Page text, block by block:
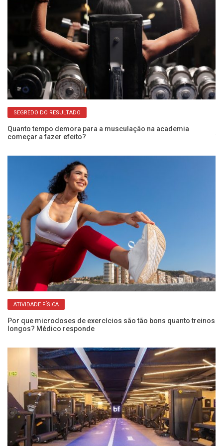
SEGREDO DO RESULTADO
Quanto tempo demora para a musculação na academia
começar a fazer efeito?
ATIVIDADE FÍSICA
Por que microdoses de exercícios são tão bons quanto treinos
longos? Médico responde